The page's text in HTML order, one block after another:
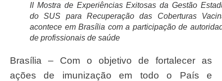
II Mostra de Experiências Exitosas da Gestão
do SUS para Recuperação das Coberturas
acontece em Brasília com a participação de
de profissionais de saúde
Brasília – Com o objetivo de fortalecer as
ações de imunização em todo o País e